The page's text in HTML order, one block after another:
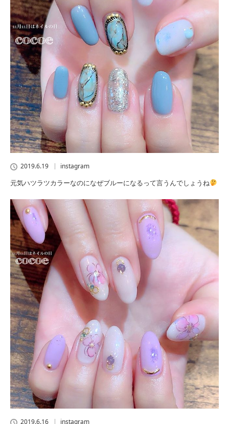
2019.6.19 instagram
元気ハツラツカラーなのになぜブルーになるって言うんでしょうね
2019.6.16 instagram